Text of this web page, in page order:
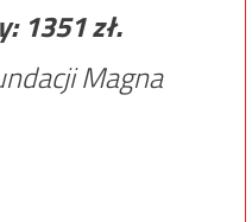
1351zł.
Magna